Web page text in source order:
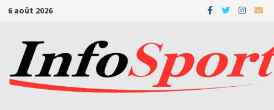
Passer
contenu
6 août 2026